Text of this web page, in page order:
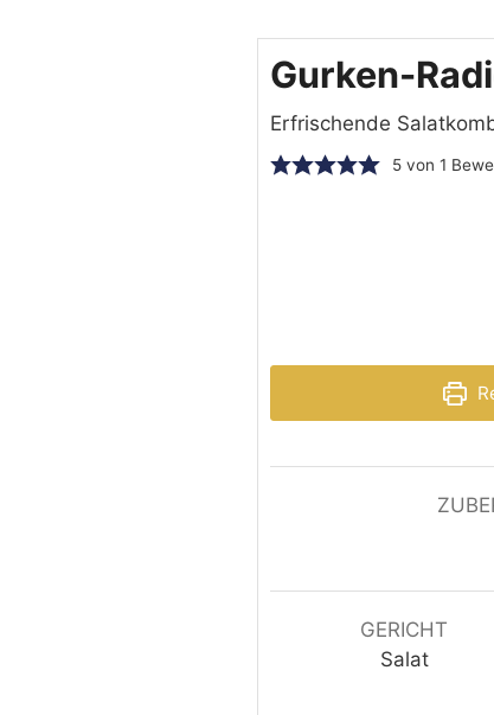
Gurken-
Erfrischende
5 von 1
GERICHT
Salat